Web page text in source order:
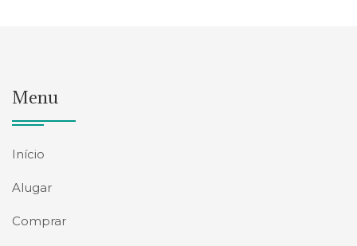
Menu
Início
Alugar
Comprar